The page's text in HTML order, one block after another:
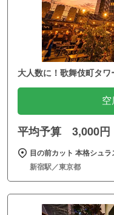
大人数に！歌舞伎町タ
空
平均予算 3,000円
目の前カット 本格シュ
新宿駅／東京都